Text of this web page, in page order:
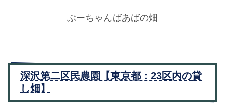
ぶーちゃんばあばの畑
深沢第二区民農園【東京都：23区内の貸
し畑】